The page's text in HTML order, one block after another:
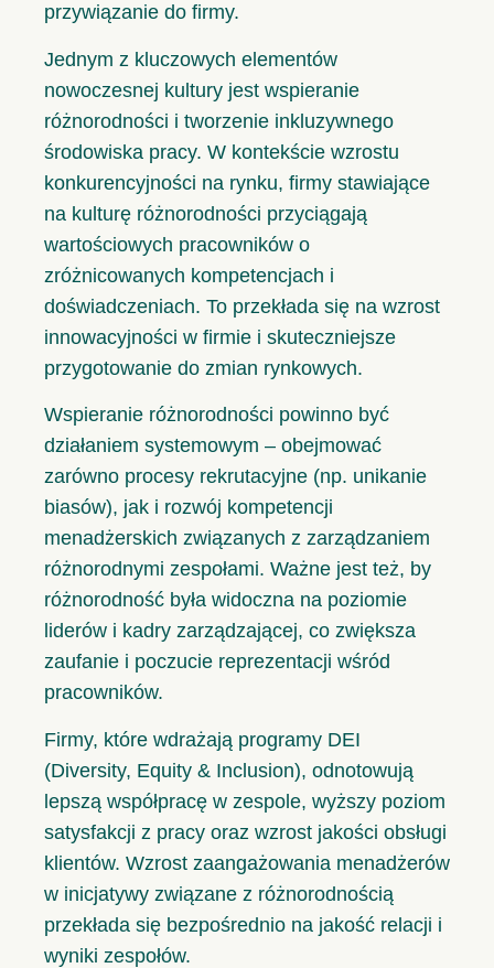
przywiązanie do firmy.
Jednym z kluczowych elementów
nowoczesnej kultury jest wspieranie
różnorodności i tworzenie inkluzywnego
środowiska pracy. W kontekście wzrostu
konkurencyjności na rynku, firmy stawiające
na kulturę różnorodności przyciągają
wartościowych pracowników o
zróżnicowanych kompetencjach i
doświadczeniach. To przekłada się na wzrost
innowacyjności w firmie i skuteczniejsze
przygotowanie do zmian rynkowych.
Wspieranie różnorodności powinno być
działaniem systemowym – obejmować
zarówno procesy rekrutacyjne (np. unikanie
biasów), jak i rozwój kompetencji
menadżerskich związanych z zarządzaniem
różnorodnymi zespołami. Ważne jest też, by
różnorodność była widoczna na poziomie
liderów i kadry zarządzającej, co zwiększa
zaufanie i poczucie reprezentacji wśród
pracowników.
Firmy, które wdrażają programy DEI
(Diversity, Equity & Inclusion), odnotowują
lepszą współpracę w zespole, wyższy poziom
satysfakcji z pracy oraz wzrost jakości obsługi
klientów. Wzrost zaangażowania menadżerów
w inicjatywy związane z różnorodnością
przekłada się bezpośrednio na jakość relacji i
wyniki zespołów.